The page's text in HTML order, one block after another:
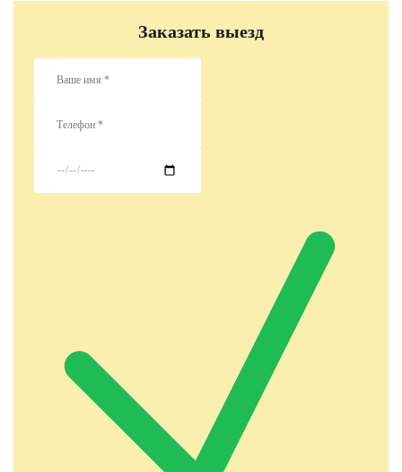
Заказать выезд